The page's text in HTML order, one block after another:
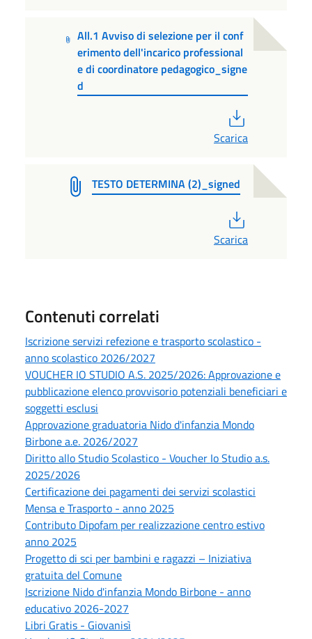
All.1 Avviso di selezione per il conf
erimento dell'incarico professional
e di coordinatore pedagogico_signe
d
Scarica
TESTO DETERMINA (2)_signed
Scarica
Contenuti correlati
Iscrizione servizi refezione e trasporto scolastico -
anno scolastico 2026/2027
VOUCHER IO STUDIO A.S. 2025/2026: Approvazione e
pubblicazione elenco provvisorio potenziali beneficiari e
soggetti esclusi
Approvazione graduatoria Nido d'infanzia Mondo
Birbone a.e. 2026/2027
Diritto allo Studio Scolastico - Voucher Io Studio a.s.
2025/2026
Certificazione dei pagamenti dei servizi scolastici
Mensa e Trasporto - anno 2025
Contributo Dipofam per realizzazione centro estivo
anno 2025
Progetto di sci per bambini e ragazzi – Iniziativa
gratuita del Comune
Iscrizione Nido d'infanzia Mondo Birbone - anno
educativo 2026-2027
Libri Gratis - Giovanisì